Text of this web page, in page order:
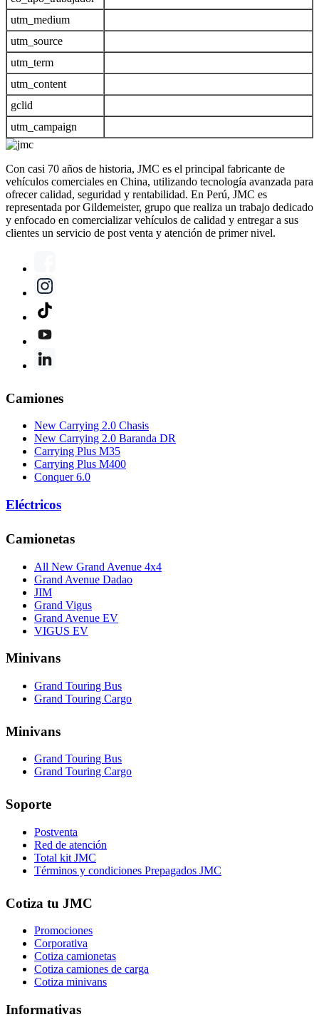
utm_medium
utm_source
utm_term
utm_content
gclid
utm_campaign
Con casi 70 años de historia, JMC es el principal fabricante de
vehículos comerciales en China, utilizando tecnología avanzada para
ofrecer calidad, seguridad y rentabilidad. En Perú, JMC es
representada por Gildemeister, grupo que realiza un trabajo dedicado
y enfocado en comercializar vehículos de calidad y entregar a sus
clientes un servicio de post venta y atención de primer nivel.
Camiones
New Carrying 2.0 Chasis
New Carrying 2.0 Baranda DR
Carrying Plus M35
Carrying Plus M400
Conquer 6.0
Eléctricos
Camionetas
All New Grand Avenue 4x4
Grand Avenue Dadao
JIM
Grand Vigus
Grand Avenue EV
VIGUS EV
Minivans
Grand Touring Bus
Grand Touring Cargo
Minivans
Grand Touring Bus
Grand Touring Cargo
Soporte
Postventa
Red de atención
Total kit JMC
Términos y condiciones Prepagados JMC
Cotiza tu JMC
Promociones
Corporativa
Cotiza camionetas
Cotiza camiones de carga
Cotiza minivans
Informativas